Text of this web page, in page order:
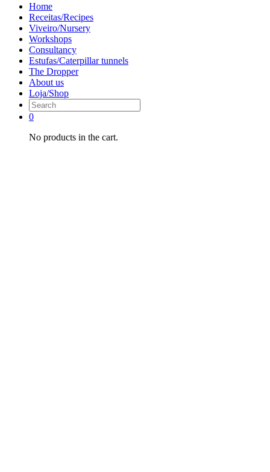
Home
Receitas/Recipes
Viveiro/Nursery
Workshops
Consultancy
Estufas/Caterpillar tunnels
The Dropper
About us
Loja/Shop
0
No products in the cart.